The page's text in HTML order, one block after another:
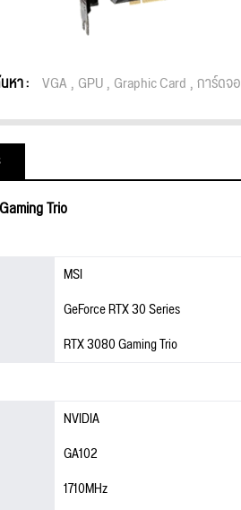
หา : VGA GPU Graphic Card การ์ดจอ
Trio
MSI
GeForce RTX 30 Series
RTX 3080 Gaming Trio
NVIDIA
GA102
1710MHz